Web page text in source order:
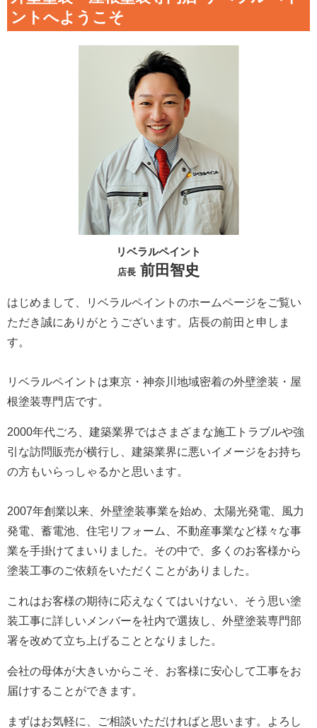
ントへようこそ
リベラルペイント
店長 前田智史
はじめまして、リベラルペイントのホームページをご覧い
ただき誠にありがとうございます。
店長の前田と申しま
す。
リベラルペイントは東京・神奈川地域密着の外壁塗装・屋
根塗装専門店です。
2000年代ごろ、建築業界ではさまざまな施工トラブルや強
引な訪問販売が横行し、建築業界に悪いイメージをお持ち
の方もいらっしゃるかと思います。
2007年創業以来、外壁塗装事業を始め、太陽光発電、風力
発電、蓄電池、住宅リフォーム、不動産事業など様々な事
業を手掛けてまいりました。 その中で、多くのお客様から
塗装工事のご依頼をいただくことがありました。
これはお客様の期待に応えなくてはいけない、そう思い塗
装工事に詳しいメンバーを社内で選抜し、外壁塗装専門部
署を改めて立ち上げることとなりました。
会社の母体が大きいからこそ、お客様に安心して工事をお
届けすることができます。
まずはお気軽に、ご相談いただければと思います。よろし